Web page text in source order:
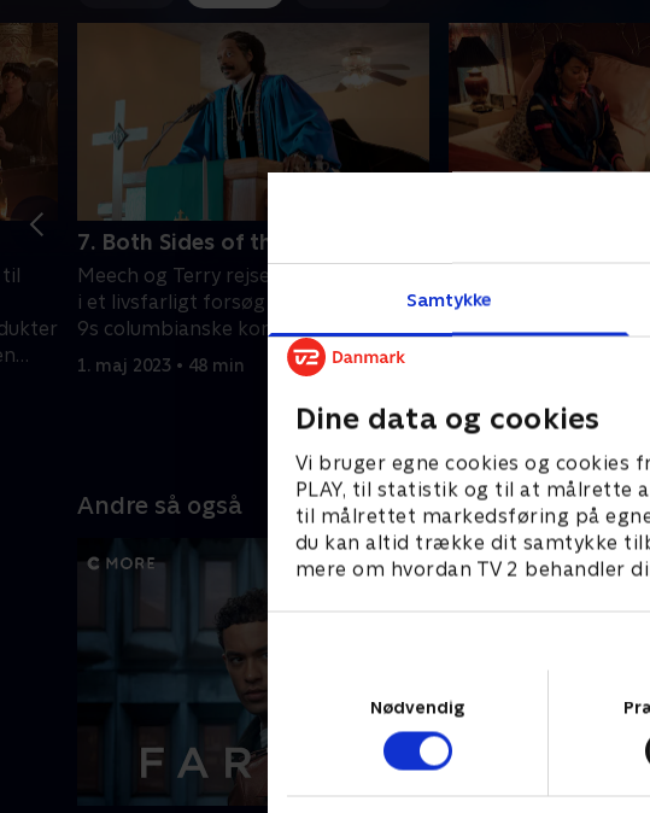
Samtykke
Dine data og cookies
Vi bruger egne cookies og cookies
PLAY, til statistik og til at målrette
til målrettet markedsføring på
du kan altid trække dit samtykke
mere om hvordan TV 2 behandler
Nødvendig
7. Both Sides of the Fence
Meech og Terry rejser til Saint-Martin
i et livsfarligt forsøg på at erobre K-
9s columbianske kontakt.
1. maj 2023 • 48 min
kunne håndtere den
nye varer fra deres
Andre så også